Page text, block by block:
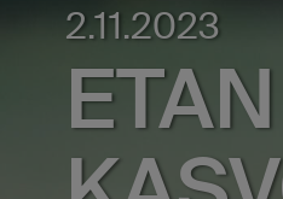
2.11.2023